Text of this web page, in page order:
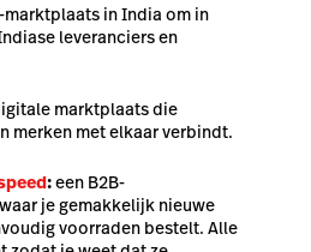
marktplaats in India om in
leveranciers en
marktplaats die
merken met elkaar verbindt.
:een B2B-
je gemakkelijk nieuwe
voorraden bestelt. Alle